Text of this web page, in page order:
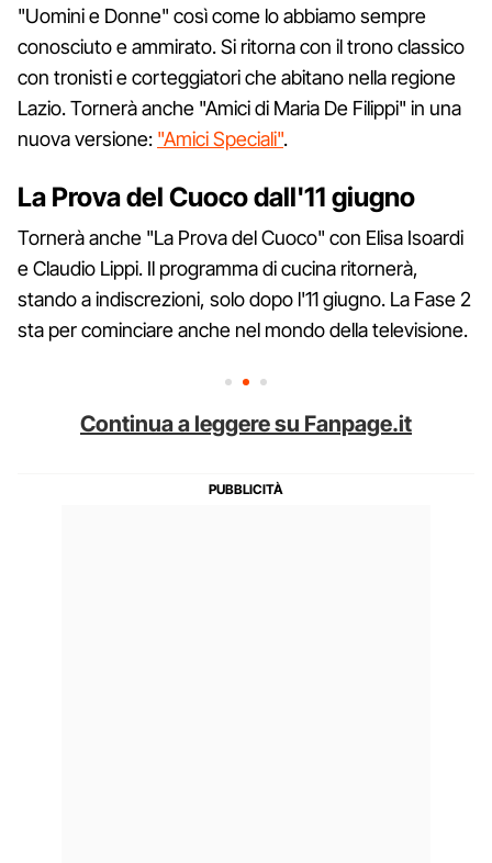
"Uomini e Donne" così come lo abbiamo sempre
conosciuto e ammirato. Si ritorna con il trono classico
con tronisti e corteggiatori che abitano nella regione
Lazio. Tornerà anche "Amici di Maria De Filippi" in una
nuova versione: "Amici Speciali".
La Prova del Cuoco dall'11 giugno
Tornerà anche "La Prova del Cuoco" con Elisa Isoardi
e Claudio Lippi. Il programma di cucina ritornerà,
stando a indiscrezioni, solo dopo l'11 giugno. La Fase 2
sta per cominciare anche nel mondo della televisione.
Continua a leggere su Fanpage.it